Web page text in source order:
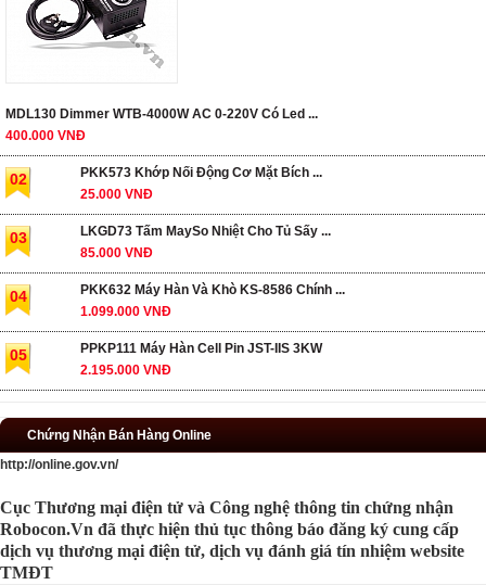
MDL130 Dimmer WTB-4000W AC 0-220V Có Led ...
400.000 VNĐ
02
PKK573 Khớp Nối Động Cơ Mặt Bích ...
25.000 VNĐ
03
LKGD73 Tấm MaySo Nhiệt Cho Tủ Sấy ...
85.000 VNĐ
04
PKK632 Máy Hàn Và Khò KS-8586 Chính ...
1.099.000 VNĐ
05
PPKP111 Máy Hàn Cell Pin JST-IIS 3KW
2.195.000 VNĐ
Chứng Nhận Bán Hàng Online
http://online.gov.vn/
Cục Thương mại điện tử và Công nghệ thông tin chứng nhận
Robocon.Vn đã thực hiện thủ tục thông báo đăng ký cung cấp
dịch vụ thương mại điện tử, dịch vụ đánh giá tín nhiệm website
TMĐT